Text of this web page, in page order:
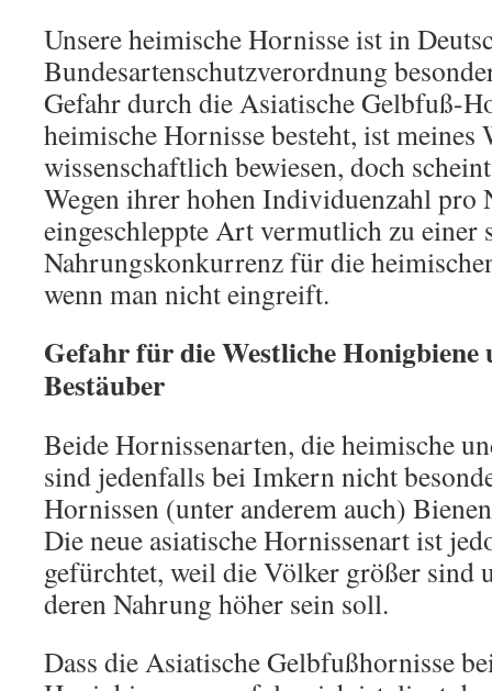
Unsere heimische Hornisse ist in
Bundesartenschutzverordnung
Gefahr durch die Asiatische Gelbfuß-
heimische Hornisse besteht, ist meines
wissenschaftlich bewiesen, doch
Wegen ihrer hohen Individuenzahl pro
eingeschleppte Art vermutlich zu einer
Nahrungskonkurrenz für die
wenn man nicht eingreift.
Gefahr für die Westliche Honigbiene
Bestäuber
Beide Hornissenarten, die heimische
sind jedenfalls bei Imkern nicht
Hornissen (unter anderem auch)
Die neue asiatische Hornissenart ist
gefürchtet, weil die Völker größer sind
deren Nahrung höher sein soll.
Dass die Asiatische Gelbfußhornisse